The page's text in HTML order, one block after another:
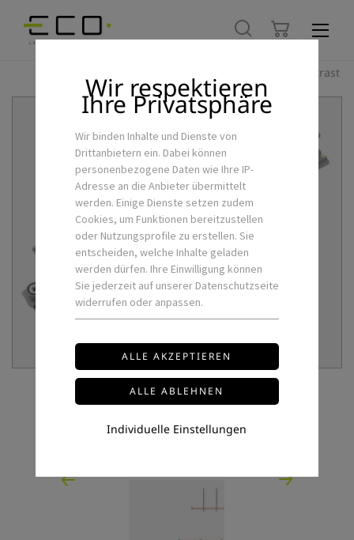
Hoher Kontrast
Wir respektieren
Ihre Privatsphäre
Wir binden Inhalte und Dienste von
Drittanbietern ein. Dabei können
personenbezogene Daten wie Ihre IP-
Adresse an die Anbieter übermittelt
werden. Einige Dienste setzen zudem
Cookies, um Funktionen bereitzustellen
oder Nutzungsprofile zu erstellen. Sie
entscheiden, welche Inhalte geladen
werden dürfen. Ihre Einwilligung können
Sie jederzeit auf unserer Datenschutzseite
widerrufen oder anpassen.
Individuelle Einstellungen